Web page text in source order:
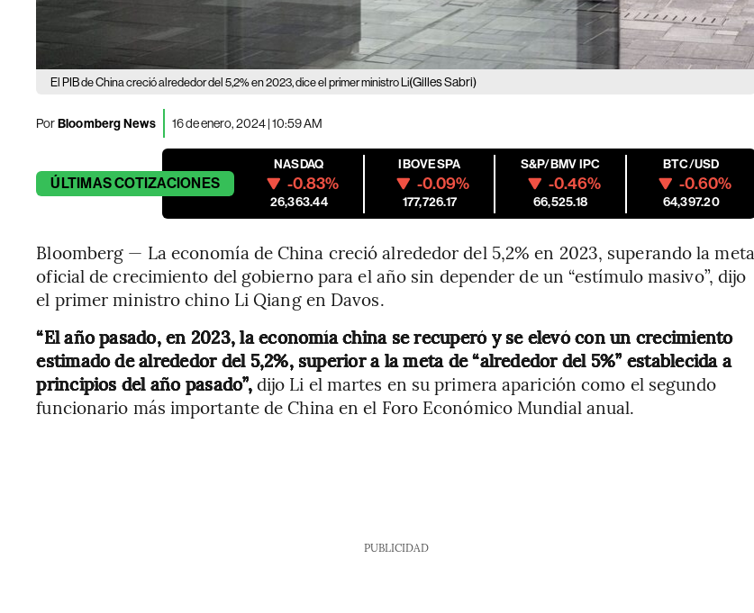
El PIB de China creció alrededor del 5,2% en 2023, dice el primer ministro Li(Gilles Sabri)
PorBloomberg News 16 de enero, 2024 | 10:59 AM
ÚLTIMASCOTIZACIONES
NASDAQ
-0.83%
26,363.44
IBOVESPA
-0.09%
177,726.17
S&P/BMV IPC
-0.46%
66,525.18
BTC/USD
-0.60%
64,397.20
Bloomberg — La economía de China creció alrededor del 5,2% en 2023, superando la meta
oficial de crecimiento del gobierno para el año sin depender de un “estímulo masivo”, dijo
el primer ministro chino Li Qiang en Davos.
“El año pasado, en 2023, la economía china se recuperó y se elevó con un crecimiento
estimado de alrededor del 5,2%, superior a la meta de “alrededor del 5%” establecida a
principios del año pasado”,dijo Li el martes en su primera aparición como el segundo
funcionario más importante de China en el Foro Económico Mundial anual.
PUBLICIDAD